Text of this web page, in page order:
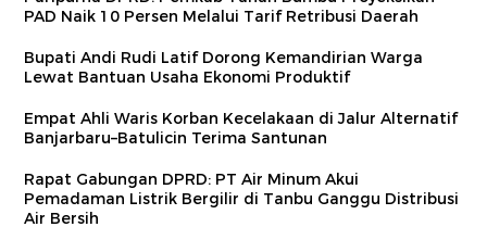
PAD Naik 10 Persen Melalui Tarif Retribusi Daerah
Bupati Andi Rudi Latif Dorong Kemandirian Warga
Lewat Bantuan Usaha Ekonomi Produktif
Empat Ahli Waris Korban Kecelakaan di Jalur Alternatif
Banjarbaru–Batulicin Terima Santunan
Rapat Gabungan DPRD: PT Air Minum Akui
Pemadaman Listrik Bergilir di Tanbu Ganggu Distribusi
Air Bersih